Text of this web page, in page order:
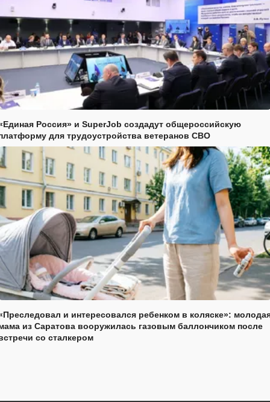
Россия» и SuperJob создадут общероссийскую
для трудоустройства ветеранов СВО
и интересовался ребенком в коляске»:
из Саратова вооружилась газовым баллончиком после
со сталкером